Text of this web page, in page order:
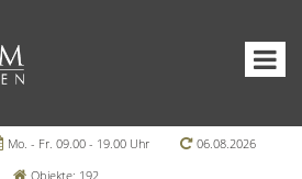
Mo. - Fr. 09.00 - 19.00 Uhr
06.08.2026
Objekte: 192